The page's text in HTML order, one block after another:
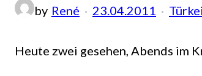
by René 23.04.2011 Türkei
Heute zwei gesehen, Abends im